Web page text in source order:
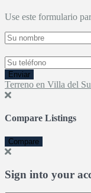
Use este formulario
Enviar
Terreno en Villa del
Compare Listings
Compare
Sign into your